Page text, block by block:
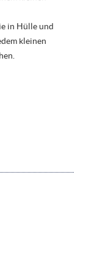
in Hülle und
kleinen